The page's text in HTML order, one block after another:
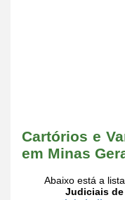
Cartórios e
em Minas
Abaixo está a
Judiciais de